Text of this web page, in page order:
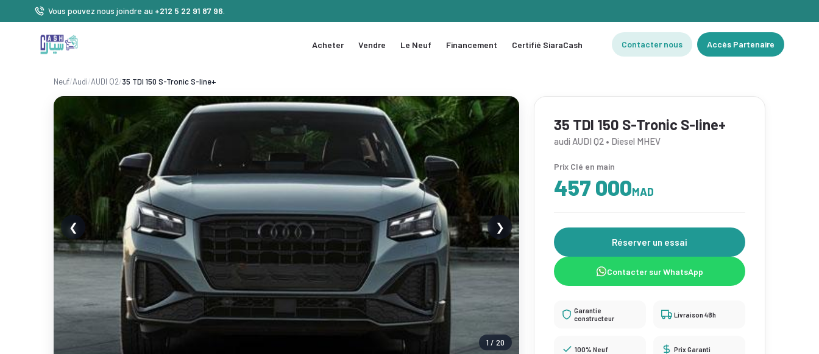
Vous pouvez nous joindre au +212 5 22 91 87 96
Acheter Vendre Le Neuf Financement Certifié SiaraCash Contacter nous Accès Partenaire
Neuf/Audi/AUDI Q2/35 TDI 150 S-Tronic S-line+
1 / 20
❮ ❯
35 TDI 150 S-Tronic S-line+
audi AUDI Q2 • Diesel MHEV
Prix Clé en main
457 000MAD
Réserver un essai
Contacter sur WhatsApp
Garantie
constructeur
Livraison 48h
100% Neuf Prix Garanti